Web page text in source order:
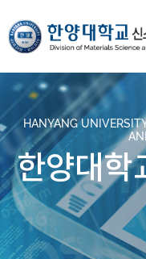
HANYANG
한양대학